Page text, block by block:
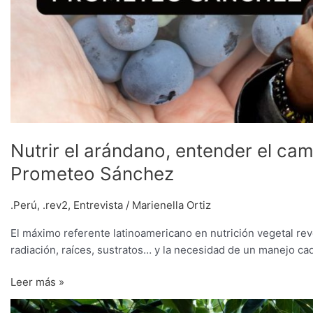
Nutrir el arándano, entender el
Prometeo Sánchez
.Perú, .rev2, Entrevista / Marienella Ortiz
El máximo referente latinoamericano en nutrición vegetal
radiación, raíces, sustratos… y la necesidad de un manejo
Leer más »
Bioestimulantes,